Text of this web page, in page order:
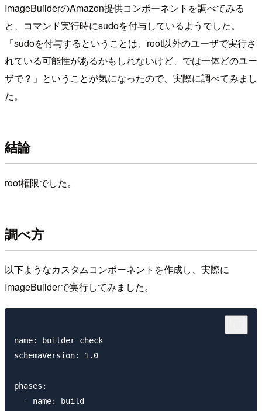
ImageBuilderのAmazon提供コンポーネントを調べてみる
と、コマンド実行時にsudoを付与しているようでした。
「sudoを付与するということは、root以外のユーザで実行さ
れている可能性があるかもしれないけど、では一体どのユー
ザで？」ということが気になったので、実際に調べてみまし
た。
結論
root権限でした。
調べ方
以下ようなカスタムコンポーネントを作成し、実際に
ImageBuilderで実行してみました。
name: builder-check
schemaVersion: 1.0
phases:
  - name: build